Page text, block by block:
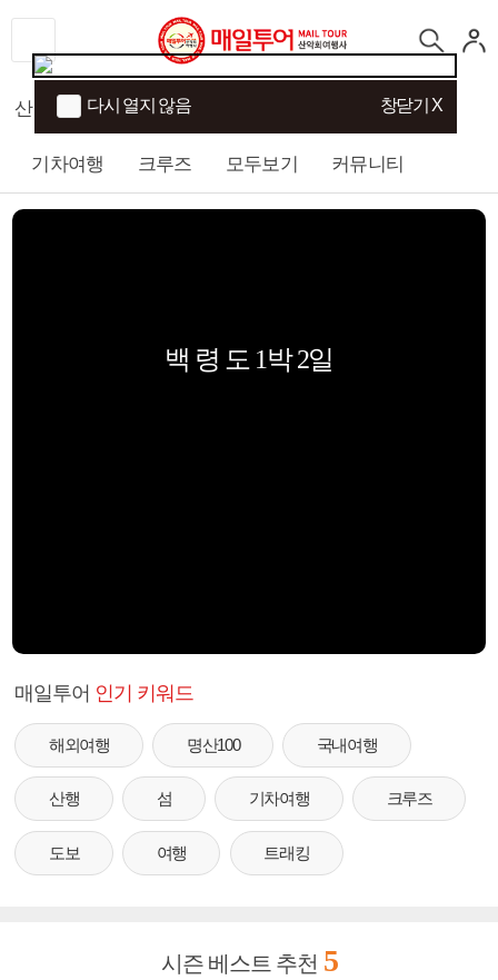
산행 섬/트래킹
기차여행 크루즈 모두보기 커뮤니티
백 령 도 1박 2일
매일투어 인기 키워드
해외여행 명산100 국내여행
산행 섬 기차여행 크루즈
도보 여행 트래킹
시즌 베스트 추천 5
다시 열지 않음 창닫기 X